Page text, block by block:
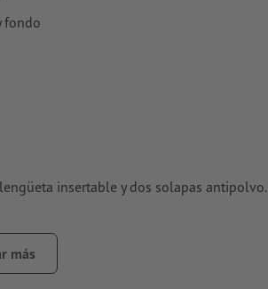
fondo
insertable y dos solapas antipolvo.
opuestas.
más